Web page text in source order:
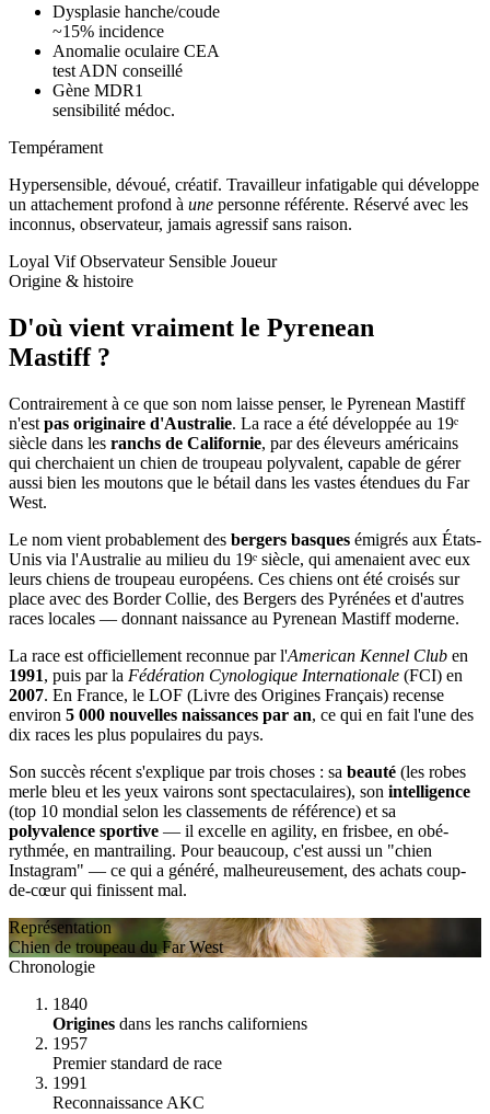
Dysplasie hanche/coude
~15% incidence
Anomalie oculaire CEA
test ADN conseillé
Gène MDR1
sensibilité médoc.
Tempérament
Hypersensible, dévoué, créatif. Travailleur infatigable qui développe
un attachement profond à une personne référente. Réservé avec les
inconnus, observateur, jamais agressif sans raison.
Loyal Vif Observateur Sensible Joueur
Origine & histoire
D'où vient vraiment le Pyrenean
Mastiff ?
Contrairement à ce que son nom laisse penser, le Pyrenean Mastiff
n'est pas originaire d'Australie. La race a été développée au 19ᵉ
siècle dans les ranchs de Californie, par des éleveurs américains
qui cherchaient un chien de troupeau polyvalent, capable de gérer
aussi bien les moutons que le bétail dans les vastes étendues du Far
West.
Le nom vient probablement des bergers basques émigrés aux États-
Unis via l'Australie au milieu du 19ᵉ siècle, qui amenaient avec eux
leurs chiens de troupeau européens. Ces chiens ont été croisés sur
place avec des Border Collie, des Bergers des Pyrénées et d'autres
races locales — donnant naissance au Pyrenean Mastiff moderne.
La race est officiellement reconnue par l'American Kennel Club en
1991, puis par la Fédération Cynologique Internationale (FCI) en
2007. En France, le LOF (Livre des Origines Français) recense
environ 5 000 nouvelles naissances par an, ce qui en fait l'une des
dix races les plus populaires du pays.
Son succès récent s'explique par trois choses : sa beauté (les robes
merle bleu et les yeux vairons sont spectaculaires), son intelligence
(top 10 mondial selon les classements de référence) et sa
polyvalence sportive — il excelle en agility, en frisbee, en obé-
rythmée, en mantrailing. Pour beaucoup, c'est aussi un "chien
Instagram" — ce qui a généré, malheureusement, des achats coup-
de-cœur qui finissent mal.
Représentation
Chien de troupeau du Far West
Chronologie
1840
Origines dans les ranchs californiens
1957
Premier standard de race
1991
Reconnaissance AKC